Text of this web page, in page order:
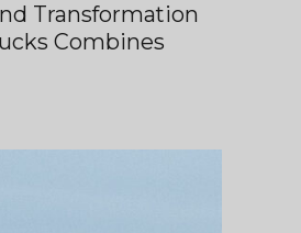
Transformation
Combines